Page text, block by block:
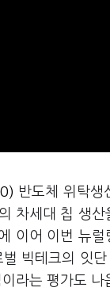
반도체 위탁생
차세대 칩 생
이어 이번 뉴
빅테크의 잇
라는 평가도 나